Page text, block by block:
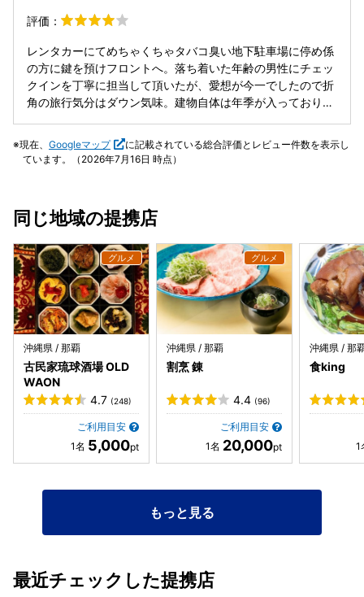
てあって助かりました。 部屋も十分広い。 ただ、テレビの
チャンネルが少なかったのは沖縄だからですか？ また旅行行
く機会あればまたここに泊まりたいです
評価：
レンタカーにてめちゃくちゃタバコ臭い地下駐車場に停め係
の方に鍵を預けフロントへ。落ち着いた年齢の男性にチェッ
クインを丁寧に担当して頂いたが、愛想が今一でしたので折
角の旅行気分はダウン気味。建物自体は年季が入っておりま
付きプランでしたのでC国の方達のマナーが心配でしたが覚
悟を決めて家族で利用しました。うるさく目立った方は見ら
ながら割込みを堂々と（2月23日かな）ひと言声を掛けよう
せてしまうと考え止めました、同じ国民として恥ずかしMAX
日本の恥ですね。4回利用し品数は十分でしたがチャンプル
ー以外は毎回同じ品、ちょっと残念でしたがJALグループら
しく品質は問題ないと感じました。ちなみにめちゃくちゃタ
バコ臭い地下駐車場は2日目もめちゃくちゃ臭く、レンタカ
ー室内にまで臭いが染み込み、観光へ出発しても暫くは窓全
開にして走行しても臭いが消えず家族全員気分が悪くなり予
定地に着く前に下車し1次休憩する羽目に。流石に再びホテ
ルへ戻った際に注意して下さいとお願いしました。レンタカ
ー規定にて禁煙車内での喫煙行為は2万円の罰金が約束され
車内にもこの注意ステッカーが貼られています。にもかかわ
らずスタッフの一部の方の行為のせいで散々な目に遭わされ
ました。
現在、 Googleマップ
に記載されている総合評価とレビュー件数を表示し
ています。（2026年7月16日 時点）
同じ地域の提携店
沖縄県 / 那覇
古民家琉球酒場 OLD
WAON
4.7 (248)
ご利用目安
5,000
沖縄県 / 那覇
割烹 錬
4.4 (96)
ご利用目安
20,000
沖縄県 / 那
食king
もっと見る
最近チェックした提携店